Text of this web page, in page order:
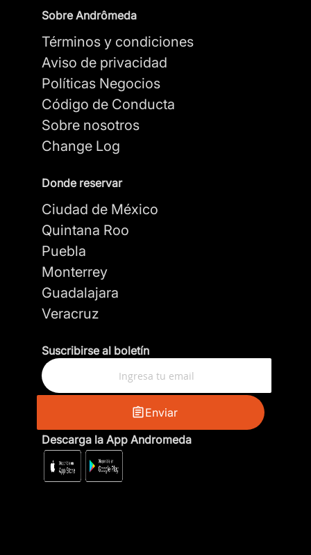
Sobre Andrômeda
Términos y condiciones
Aviso de privacidad
Políticas Negocios
Código de Conducta
Sobre nosotros
Change Log
Donde reservar
Ciudad de México
Quintana Roo
Puebla
Monterrey
Guadalajara
Veracruz
Suscribirse al boletín
Enviar
Descarga la App Andromeda